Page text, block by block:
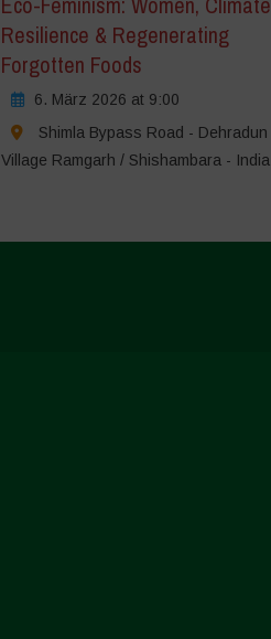
Resilience & Regenerating
Forgotten Foods
6. März 2026 at 9:00
Shimla Bypass Road - Dehradun
Village Ramgarh / Shishambara - India